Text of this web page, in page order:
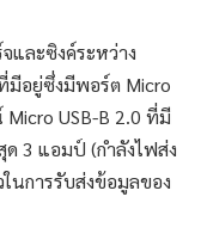
และซิงค์ระหว่าง
มีอยู่ซึ่งมีพอร์ต Micro
USB-B 2.0 ที่มี
3 แอมป์ (กำลังไฟส่ง
นการรับส่งข้อมูลของ